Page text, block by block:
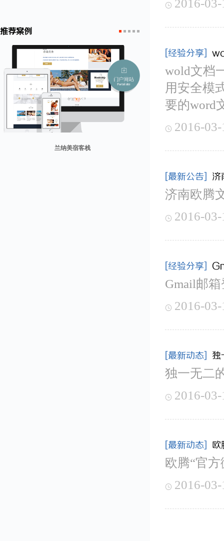
推荐案例
兰纳美宿客栈
1 2
 2016-
[经验分享]
wold文档
用安全模
要的word
 2016-
[最新公告] 济
济南欧腾
 2016-
[经验分享]
Gmail邮
 2016-
[最新动态] 独
独一无二
 2016-
[最新动态] 欧
欧腾“官
 2016-